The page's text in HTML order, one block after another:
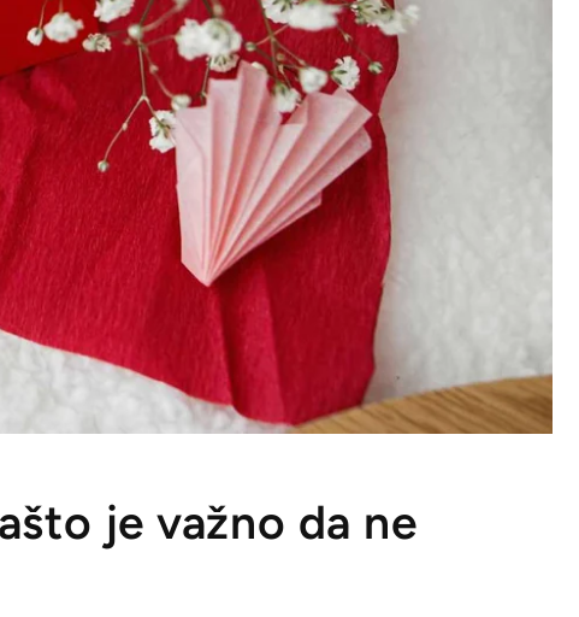
je važno da ne